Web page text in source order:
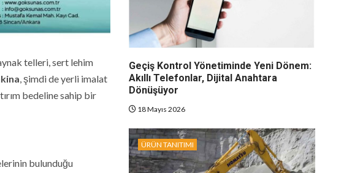
telleri, sert lehim
, şimdi de yerli imalat
bedeline sahip bir
bulunduğu
Geçiş Kontrol Yönetiminde Yeni Dönem:
Akıllı Telefonlar, Dijital Anahtara
Dönüşüyor
18 Mayıs 2026
ÜRÜN TANITIMI